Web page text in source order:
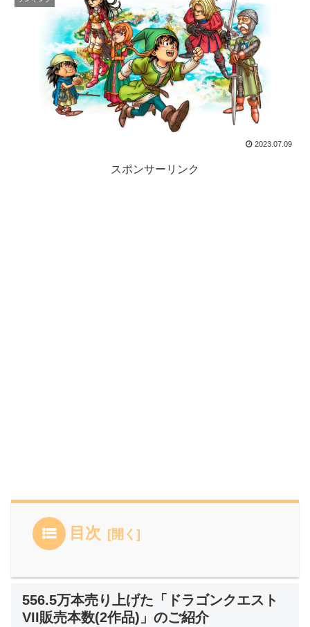
2023.07.09
スポンサーリンク
目次
556.5万本売り上げた「ドラゴンクエスト
VII販売本数(2作品)」のご紹介